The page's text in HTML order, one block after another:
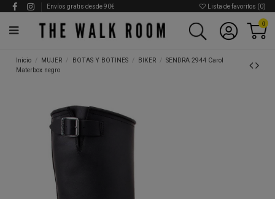
Envíos gratis desde 90€ Lista de favoritos (0)
0
Inicio MUJER BOTAS Y BOTINES BIKER
SENDRA 2944 Carol
Materbox negro